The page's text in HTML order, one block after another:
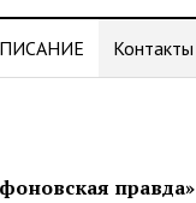
Контакты
правда»